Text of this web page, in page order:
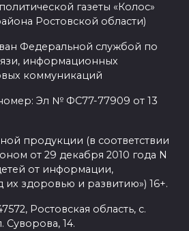
газеты «Колос»
Ростовской области)
Федеральной службой по
информационных
коммуникаций
Эл № ФС77-77909 от 13
продукции (в соответствии
от 29 декабря 2010 года N
от информации,
здоровью и развитию») 16+.
Ростовская область, с.
Суворова, 14.